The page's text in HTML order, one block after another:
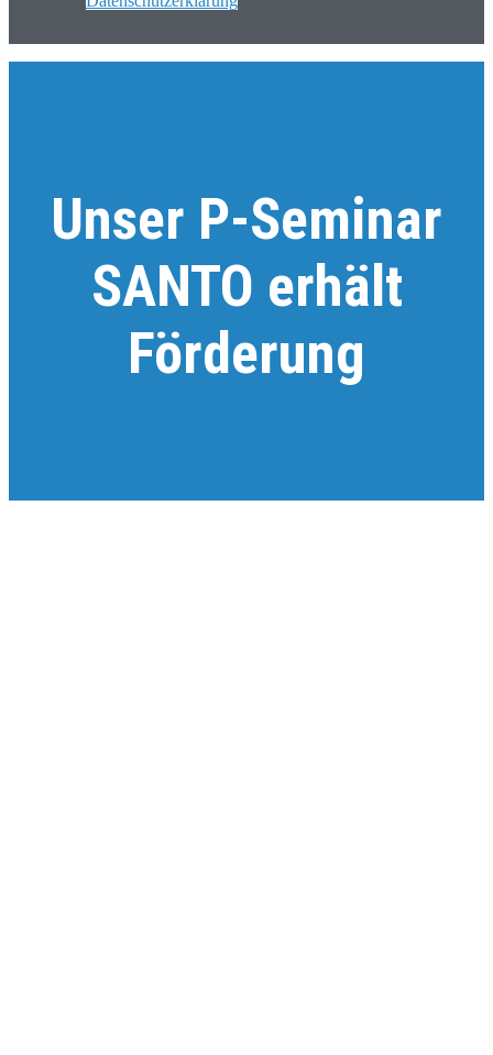
Unser P-Seminar
SANTO erhält
Förderung